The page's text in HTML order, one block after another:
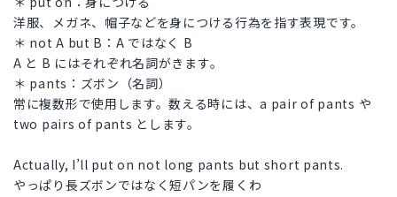
洋服、メガネ、帽子などを身につける行為を指す表現です。
＊ not A but B：A ではなく B
A と B にはそれぞれ名詞がきます。
＊ pants：ズボン（名詞）
常に複数形で使用します。数える時には、a pair of pants や
two pairs of pants とします。
Actually, I’ll put on not long pants but short pants.
やっぱり長ズボンではなく短パンを履くわ